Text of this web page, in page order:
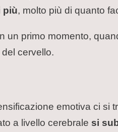
più, molto più di quanto
un primo momento,
cervello.
emotiva ci si
a livello cerebrale si